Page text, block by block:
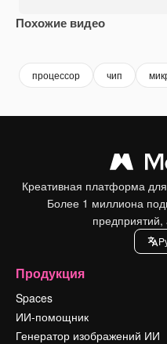
Похожие видео
процессор чип
Креативная платформа
Более 1 миллиона
предприятий,
Продукция
Spaces
ИИ-помощник
Генератор изображений ИИ